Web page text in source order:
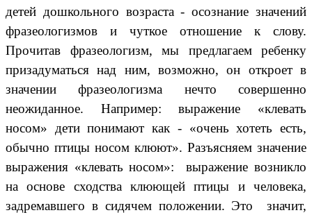
детей дошкольного возраста - осознание значений
фразеологизмов и чуткое отношение к слову.
Прочитав фразеологизм, мы предлагаем ребенку
призадуматься над ним, возможно, он откроет в
значении фразеологизма нечто совершенно
неожиданное. Например: выражение «клевать
носом» дети понимают как - «очень хотеть есть,
обычно птицы носом клюют». Разъясняем значение
выражения «клевать носом»: выражение возникло
на основе сходства клюющей птицы и человека,
задремавшего в сидячем положении. Это значит,